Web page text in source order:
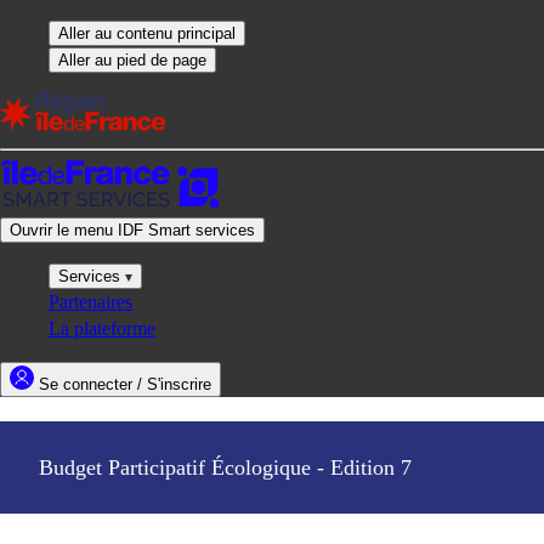
Budget Participatif Écologique - Edition 7